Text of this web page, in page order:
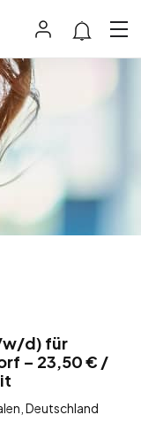
w/d) für
– 23,50 € /
Deutschland